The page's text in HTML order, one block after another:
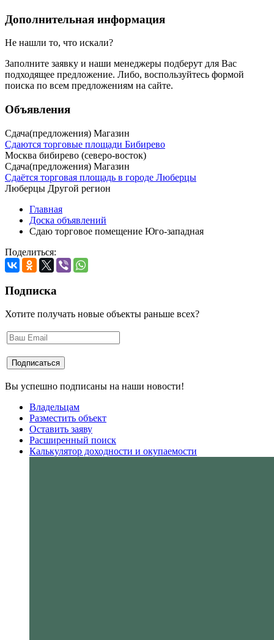
Дополнительная информация
Не нашли то, что искали?
Заполните заявку и наши менеджеры подберут для Вас
подходящее предложение. Либо, воспользуйтесь формой
поиска по всем предложениям на сайте.
Объявления
Сдача(предложения) Магазин
Сдаются торговые площади Бибирево
Москва бибирево (северо-восток)
Сдача(предложения) Магазин
Сдаётся торговая площадь в городе Люберцы
Люберцы Другой регион
Главная
Доска объявлений
Сдаю торговое помещение Юго-западная
Поделиться:
Подписка
Хотите получать новые объекты раньше всех?
Вы успешно подписаны на наши новости!
Владельцам
Разместить объект
Оставить заяву
Расширенный поиск
Калькулятор доходности и окупаемости